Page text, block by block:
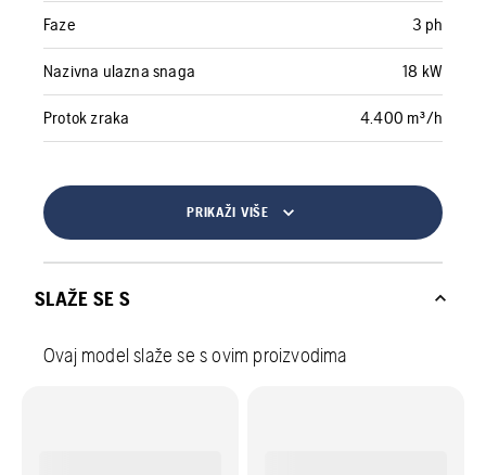
Faze 3 ph
Nazivna ulazna snaga 18 kW
Protok zraka 4.400 m³/h
PRIKAŽI VIŠE
SLAŽE SE S
Ovaj model slaže se s ovim proizvodima